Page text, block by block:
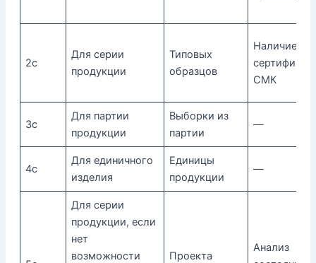
2с
Для серии
продукции
Типовых
образцов
Наличие
СМК
3с
Для партии
продукции
Выборки из
партии
—
4с
Для единичного
изделия
Единицы
продукции
—
Для серии
продукции, если
нет
возможности
Проекта
Анализ